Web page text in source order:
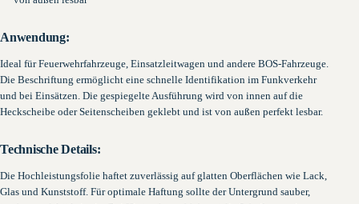
Anwendung:
Ideal für Feuerwehrfahrzeuge, Einsatzleitwagen und andere BOS-Fahrzeuge.
Die Beschriftung ermöglicht eine schnelle Identifikation im Funkverkehr
und bei Einsätzen. Die gespiegelte Ausführung wird von innen auf die
Heckscheibe oder Seitenscheiben geklebt und ist von außen perfekt lesbar.
Technische Details:
Die Hochleistungsfolie haftet zuverlässig auf glatten Oberflächen wie Lack,
Glas und Kunststoff. Für optimale Haftung sollte der Untergrund sauber,